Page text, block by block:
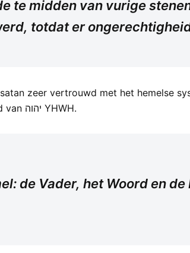
te midden van vurige
totdat er
zeer vertrouwd met het hemelse
misleiden en uit de buurt te houden van de perfecte waarheid van יהוה YHWH.
de Vader, het Woord en